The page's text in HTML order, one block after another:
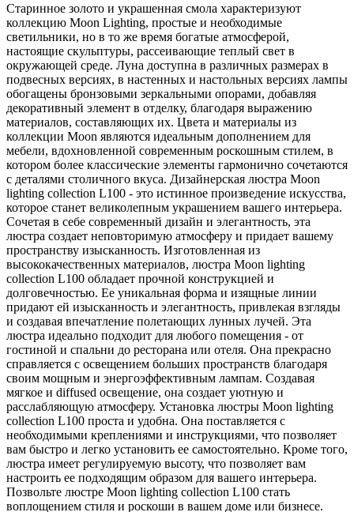
Старинное золото и украшенная смола характеризуют
коллекцию Moon Lighting, простые и необходимые
светильники, но в то же время богатые атмосферой,
настоящие скульптуры, рассеивающие теплый свет в
окружающей среде. Луна доступна в различных размерах в
подвесных версиях, в настенных и настольных версиях лампы
обогащены бронзовыми зеркальными опорами, добавляя
декоративный элемент в отделку, благодаря выражению
материалов, составляющих их. Цвета и материалы из
коллекции Moon являются идеальным дополнением для
мебели, вдохновленной современным роскошным стилем, в
котором более классические элементы гармонично сочетаются
с деталями столичного вкуса. Дизайнерская люстра Moon
lighting collection L100 - это истинное произведение искусства,
которое станет великолепным украшением вашего интерьера.
Сочетая в себе современный дизайн и элегантность, эта
люстра создает неповторимую атмосферу и придает вашему
пространству изысканность. Изготовленная из
высококачественных материалов, люстра Moon lighting
collection L100 обладает прочной конструкцией и
долговечностью. Ее уникальная форма и изящные линии
придают ей изысканность и элегантность, привлекая взгляды
и создавая впечатление полетающих лунных лучей. Эта
люстра идеально подходит для любого помещения - от
гостиной и спальни до ресторана или отеля. Она прекрасно
справляется с освещением больших пространств благодаря
своим мощным и энергоэффективным лампам. Создавая
мягкое и diffused освещение, она создает уютную и
расслабляющую атмосферу. Установка люстры Moon lighting
collection L100 проста и удобна. Она поставляется с
необходимыми креплениями и инструкциями, что позволяет
вам быстро и легко установить ее самостоятельно. Кроме того,
люстра имеет регулируемую высоту, что позволяет вам
настроить ее подходящим образом для вашего интерьера.
Позвольте люстре Moon lighting collection L100 стать
воплощением стиля и роскоши в вашем доме или бизнесе.